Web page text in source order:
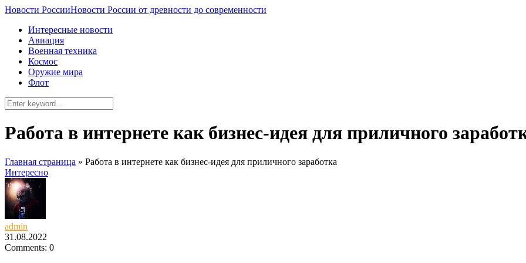
Новости РоссииНовости России от древности до современности
Интересные новости
Авиация
Военная техника
Космос
Оружие мира
Флот
Работа в интернете как бизнес-идея для приличного
Главная страница » Работа в интернете как бизнес-идея для приличного заработка
Интересно
admin
31.08.2022
Comments: 0